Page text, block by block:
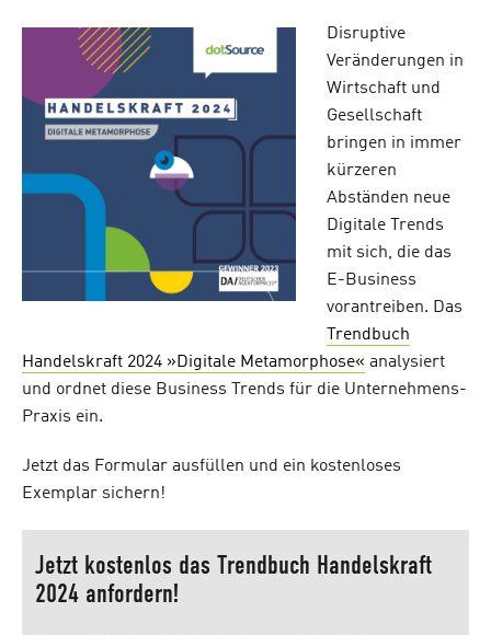
Disruptive
Veränderungen in
Wirtschaft und
Gesellschaft
bringen in immer
kürzeren
Abständen neue
Digitale Trends
mit sich, die das
E-Business
vorantreiben. Das
Trendbuch
Handelskraft 2024 »Digitale Metamorphose« analysiert
und ordnet diese Business Trends für die Unternehmens-
Praxis ein.
Jetzt das Formular ausfüllen und ein kostenloses
Exemplar sichern!